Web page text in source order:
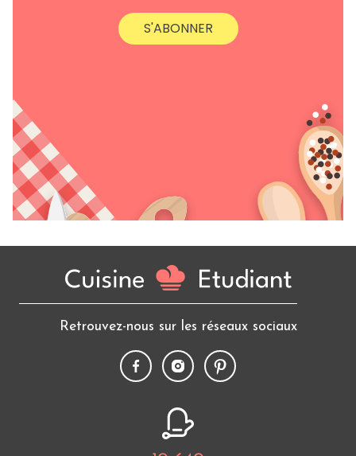
S'ABONNER
Retrouvez-nous sur les réseaux sociaux